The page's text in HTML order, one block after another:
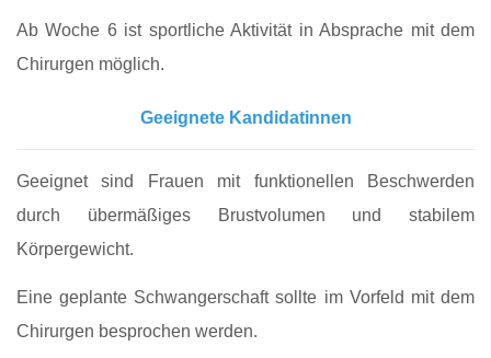
Ab Woche 6 ist sportliche Aktivität in Absprache mit dem
Chirurgen möglich.
Geeignete Kandidatinnen
Geeignet sind Frauen mit funktionellen Beschwerden
durch übermäßiges Brustvolumen und stabilem
Körpergewicht.
Eine geplante Schwangerschaft sollte im Vorfeld mit dem
Chirurgen besprochen werden.